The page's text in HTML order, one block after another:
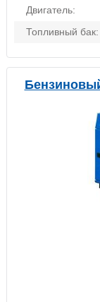
Двигатель:
Топливный бак: